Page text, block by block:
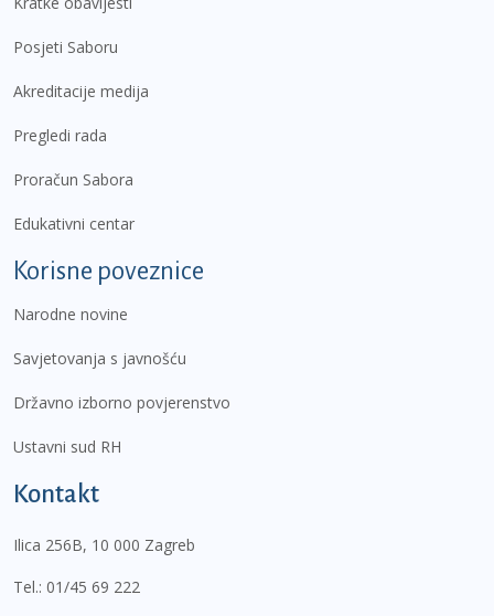
Posjeti Saboru
Akreditacije medija
Pregledi rada
Proračun Sabora
Edukativni centar
Korisne poveznice
Narodne novine
Savjetovanja s javnošću
Državno izborno povjerenstvo
Ustavni sud RH
Kontakt
Ilica 256B, 10 000 Zagreb
Tel.: 01/45 69 222